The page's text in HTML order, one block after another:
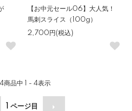
【お中元セール06】大人気！
馬刺スライス（100g）
2,700円(税込)
商品中 1 - 4表示
ページ目